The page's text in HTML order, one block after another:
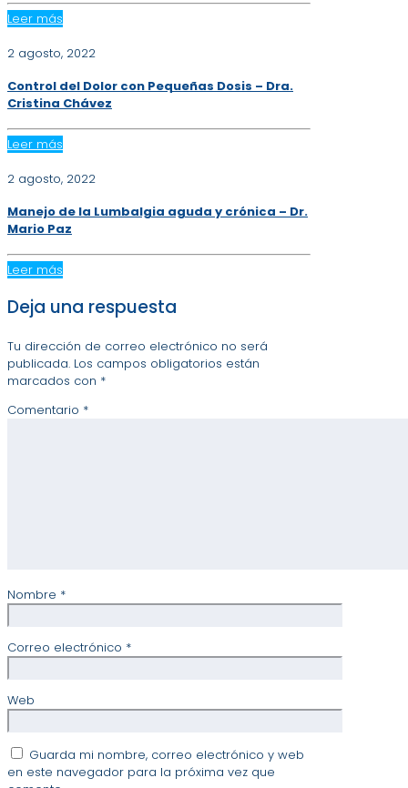
Leer más
2 agosto, 2022
Control del Dolor con Pequeñas Dosis – Dra.
Cristina Chávez
Leer más
2 agosto, 2022
Manejo de la Lumbalgia aguda y crónica – Dr.
Mario Paz
Leer más
Deja una respuesta
Tu dirección de correo electrónico no será
publicada. Los campos obligatorios están
marcados con *
Comentario *
Nombre *
Correo electrónico *
Web
Guarda mi nombre, correo electrónico y web
en este navegador para la próxima vez que